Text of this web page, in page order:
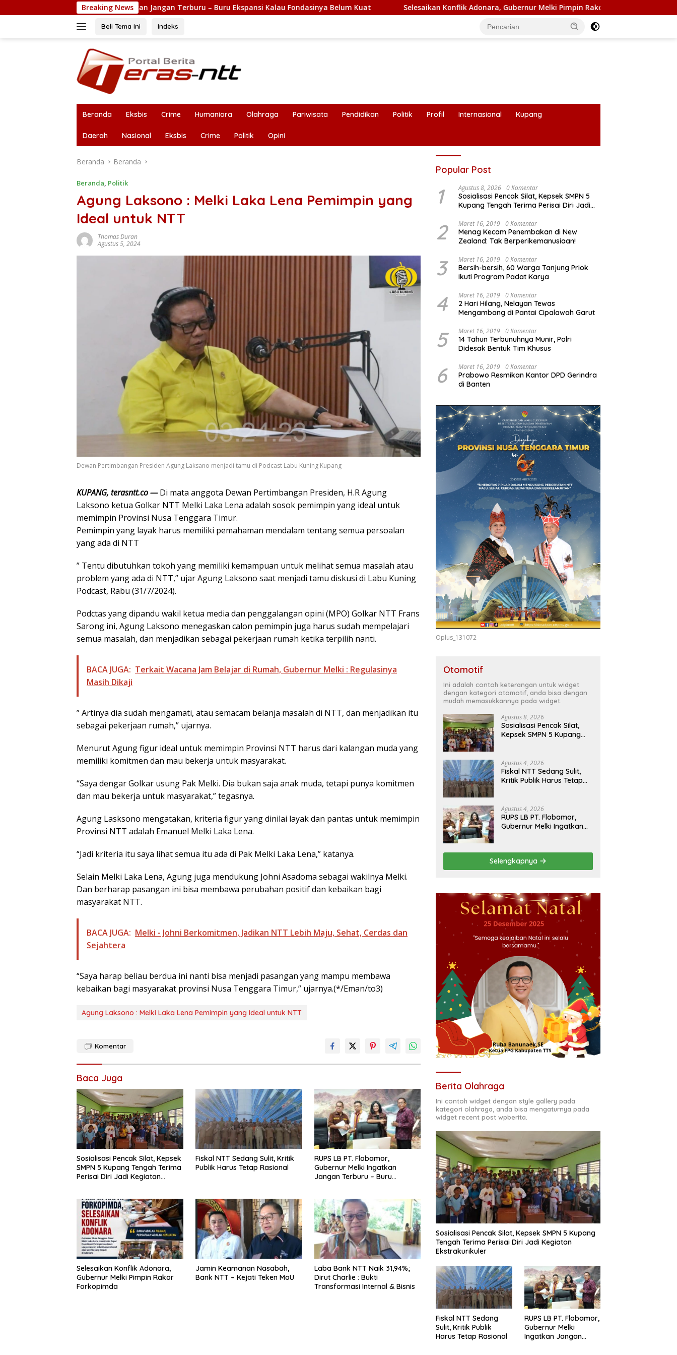
ke
Breaking News
Melki Ingatkan Jangan Terburu – Buru Ekspansi Kalau Fondasinya Belum Kuat Selesaikan Konflik Adonara, Gubernur Melki Pimpin Rakor Forkopimda
Beli Tema Ini Indeks
Beranda Eksbis Crime Humaniora Olahraga Pariwisata Pendidikan Politik Profil Internasional Kupang
Daerah Nasional Eksbis Crime Politik Opini
Beranda Beranda
Beranda, Politik
Agung Laksono : Melki Laka Lena Pemimpin yang
Ideal untuk NTT
Thomas Duran
Agustus 5, 2024
Dewan Pertimbangan Presiden Agung Laksano menjadi tamu di Podcast Labu Kuning Kupang
KUPANG, terasntt.co —Di mata anggota Dewan Pertimbangan Presiden, H.R Agung
Laksono ketua Golkar NTT Melki Laka Lena adalah sosok pemimpin yang ideal untuk
memimpin Provinsi Nusa Tenggara Timur.
Pemimpin yang layak harus memiliki pemahaman mendalam tentang semua persoalan
yang ada di NTT
” Tentu dibutuhkan tokoh yang memiliki kemampuan untuk melihat semua masalah atau
problem yang ada di NTT,” ujar Agung Laksono saat menjadi tamu diskusi di Labu Kuning
Podcast, Rabu (31/7/2024).
Podctas yang dipandu wakil ketua media dan penggalangan opini (MPO) Golkar NTT Frans
Sarong ini, Agung Laksono menegaskan calon pemimpin juga harus sudah mempelajari
semua masalah, dan menjadikan sebagai pekerjaan rumah ketika terpilih nanti.
BACA JUGA: Terkait Wacana Jam Belajar di Rumah, Gubernur Melki : Regulasinya
Masih Dikaji
” Artinya dia sudah mengamati, atau semacam belanja masalah di NTT, dan menjadikan itu
sebagai pekerjaan rumah,” ujarnya.
Menurut Agung figur ideal untuk memimpin Provinsi NTT harus dari kalangan muda yang
memiliki komitmen dan mau bekerja untuk masyarakat.
“Saya dengar Golkar usung Pak Melki. Dia bukan saja anak muda, tetapi punya komitmen
dan mau bekerja untuk masyarakat,” tegasnya.
Agung Lasksono mengatakan, kriteria figur yang dinilai layak dan pantas untuk memimpin
Provinsi NTT adalah Emanuel Melki Laka Lena.
“Jadi kriteria itu saya lihat semua itu ada di Pak Melki Laka Lena,” katanya.
Selain Melki Laka Lena, Agung juga mendukung Johni Asadoma sebagai wakilnya Melki.
Dan berharap pasangan ini bisa membawa perubahan positif dan kebaikan bagi
masyarakat NTT.
BACA JUGA: Melki - Johni Berkomitmen, Jadikan NTT Lebih Maju, Sehat, Cerdas dan
Sejahtera
“Saya harap beliau berdua ini nanti bisa menjadi pasangan yang mampu membawa
kebaikan bagi masyarakat provinsi Nusa Tenggara Timur,” ujarnya.(*/Eman/to3)
Agung Laksono : Melki Laka Lena Pemimpin yang Ideal untuk NTT
Komentar
Baca Juga
Sosialisasi Pencak Silat, Kepsek
SMPN 5 Kupang Tengah Terima
Perisai Diri Jadi Kegiatan
Fiskal NTT Sedang Sulit, Kritik
Publik Harus Tetap Rasional
RUPS LB PT. Flobamor,
Gubernur Melki Ingatkan
Jangan Terburu – Buru
Selesaikan Konflik Adonara,
Gubernur Melki Pimpin Rakor
Forkopimda
Jamin Keamanan Nasabah,
Bank NTT – Kejati Teken MoU
Laba Bank NTT Naik 31,94%;
Dirut Charlie : Bukti
Transformasi Internal & Bisnis
Popular Post
1 Agustus 8, 2026 0 Komentar
Sosialisasi Pencak Silat, Kepsek SMPN 5
Kupang Tengah Terima Perisai Diri Jadi
2 Maret 16, 2019 0 Komentar
Menag Kecam Penembakan di New
Zealand: Tak Berperikemanusiaan!
3 Maret 16, 2019 0 Komentar
Bersih-bersih, 60 Warga Tanjung Priok
Ikuti Program Padat Karya
4 Maret 16, 2019 0 Komentar
2 Hari Hilang, Nelayan Tewas
Mengambang di Pantai Cipalawah Garut
5 Maret 16, 2019 0 Komentar
14 Tahun Terbunuhnya Munir, Polri
Didesak Bentuk Tim Khusus
6 Maret 16, 2019 0 Komentar
Prabowo Resmikan Kantor DPD Gerindra
di Banten
Oplus_131072
Otomotif
Ini adalah contoh keterangan untuk widget
dengan kategori otomotif, anda bisa dengan
mudah memasukkannya pada widget.
Agustus 8, 2026
Sosialisasi Pencak Silat,
Kepsek SMPN 5 Kupang
Ekstrakurikuler
Agustus 4, 2026
Fiskal NTT Sedang Sulit,
Kritik Publik Harus Tetap
Agustus 4, 2026
RUPS LB PT. Flobamor,
Gubernur Melki Ingatkan
Fondasinya Belum Kuat
Selengkapnya
Berita Olahraga
Ini contoh widget dengan style gallery pada
kategori olahraga, anda bisa mengaturnya pada
widget recent post wpberita.
Sosialisasi Pencak Silat, Kepsek SMPN 5 Kupang
Tengah Terima Perisai Diri Jadi Kegiatan
Ekstrakurikuler
Fiskal NTT Sedang
Sulit, Kritik Publik
Harus Tetap Rasional
RUPS LB PT. Flobamor,
Gubernur Melki
Ingatkan Jangan